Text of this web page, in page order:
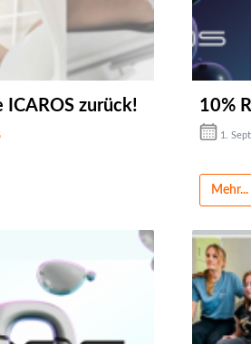
ICAROS zurück! 10%
1.
Mehr...